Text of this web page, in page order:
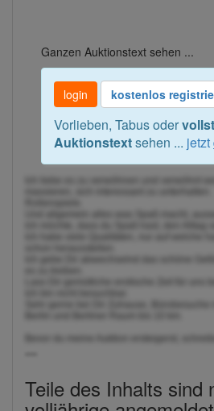
Ganzen Auktionstext sehen ...
login kostenlos
Vorlieben, Tabus oder
Auktionstextsehen ... jetzt
Teile des Inhalts sind